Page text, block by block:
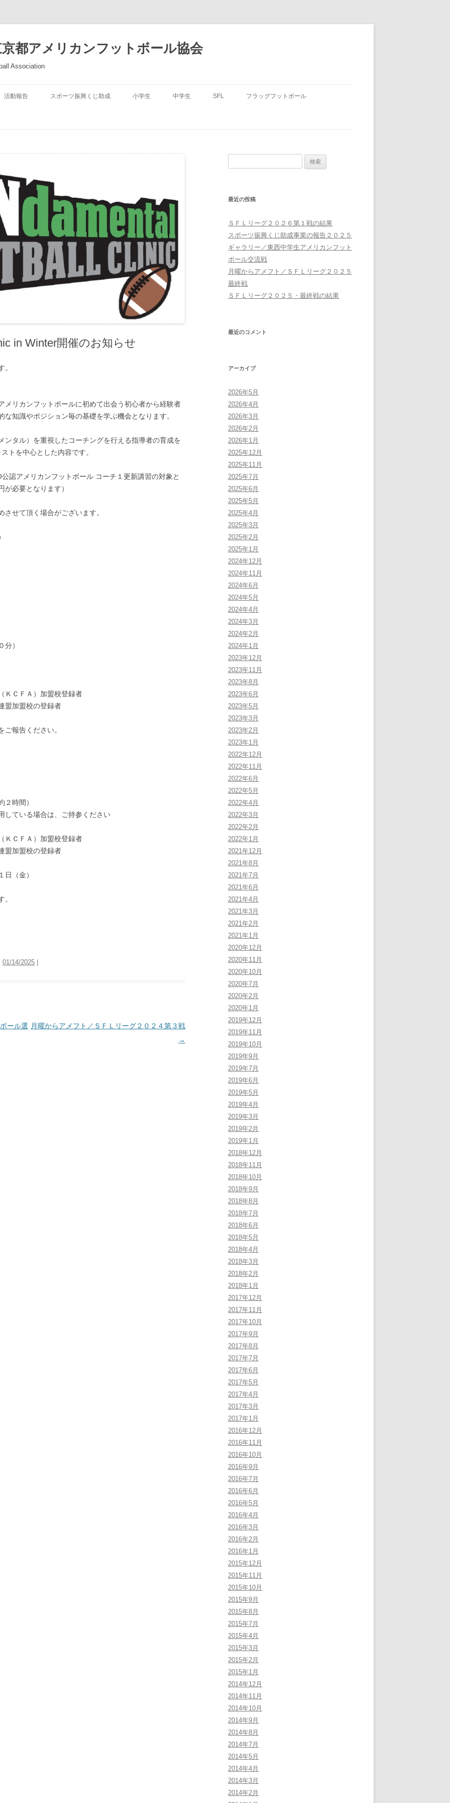
都アメリカンフットボール協会
Association
活動報告 スポーツ振興くじ助成 小学生 中学生 SFL フラッグフットボール
in Winter開催のお知らせ
メリカンフットボールに初めて出会う初心者から経験者
知識やポジション毎の基礎を学ぶ機会となります。
ンタル）を重視したコーチングを行える指導者の育成を
トを中心とした内容です。
認アメリカンフットボール コーチ１更新講習の対象と
必要となります）
せて頂く場合がございます。
）
ＫＣＦＡ）加盟校登録者
盟加盟校の登録者
報告ください。
時間）
している場合は、ご持参ください
ＫＣＦＡ）加盟校登録者
盟加盟校の登録者
（金）
01/14/2025
ール選 月曜からアメフト／ＳＦＬリーグ２０２４第３戦
→
最近の投稿
ＳＦＬリーグ２０２６第１戦の結果
スポーツ振興くじ助成事業の報告２０２５
ギャラリー／東西中学生アメリカンフット
ボール交流戦
月曜からアメフト／ＳＦＬリーグ２０２５
最終戦
ＳＦＬリーグ２０２５・最終戦の結果
最近のコメント
アーカイブ
2026年5月
2026年4月
2026年3月
2026年2月
2026年1月
2025年12月
2025年11月
2025年7月
2025年6月
2025年5月
2025年4月
2025年3月
2025年2月
2025年1月
2024年12月
2024年11月
2024年6月
2024年5月
2024年4月
2024年3月
2024年2月
2024年1月
2023年12月
2023年11月
2023年8月
2023年6月
2023年5月
2023年3月
2023年2月
2023年1月
2022年12月
2022年11月
2022年6月
2022年5月
2022年4月
2022年3月
2022年2月
2022年1月
2021年12月
2021年8月
2021年7月
2021年6月
2021年4月
2021年3月
2021年2月
2021年1月
2020年12月
2020年11月
2020年10月
2020年7月
2020年2月
2020年1月
2019年12月
2019年11月
2019年10月
2019年9月
2019年7月
2019年6月
2019年5月
2019年4月
2019年3月
2019年2月
2019年1月
2018年12月
2018年11月
2018年10月
2018年9月
2018年8月
2018年7月
2018年6月
2018年5月
2018年4月
2018年3月
2018年2月
2018年1月
2017年12月
2017年11月
2017年10月
2017年9月
2017年8月
2017年7月
2017年6月
2017年5月
2017年4月
2017年3月
2017年1月
2016年12月
2016年11月
2016年10月
2016年9月
2016年7月
2016年6月
2016年5月
2016年4月
2016年3月
2016年2月
2016年1月
2015年12月
2015年11月
2015年10月
2015年9月
2015年8月
2015年7月
2015年4月
2015年3月
2015年2月
2015年1月
2014年12月
2014年11月
2014年10月
2014年9月
2014年8月
2014年7月
2014年5月
2014年4月
2014年3月
2014年2月